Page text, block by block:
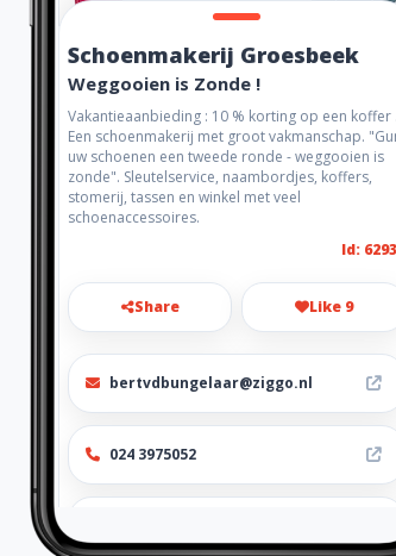
Schoenmakerij Groesbeek
Weggooien is Zonde !
Vakantieaanbieding : 10 % korting op een koffer .
Een schoenmakerij met groot vakmanschap.
uw schoenen een tweede ronde - weggooien is
zonde". Sleutelservice, naambordjes, koffers,
stomerij, tassen en winkel met veel
schoenaccessoires.
Id:
Share Like 9
bertvdbungelaar@ziggo.nl
024 3975052
riek.nl